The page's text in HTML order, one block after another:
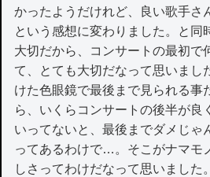
かったようだけれど、良い歌手さ
という感想に変わりました。と同
大切だから、コンサートの最初で
て、とても大切だなって思いまし
けた色眼鏡で最後まで見られる事
ら、いくらコンサートの後半が良
いってないと、最後までダメじゃ
ってあるわけで…。そこがナマモ
しさってわけだなって思いました。